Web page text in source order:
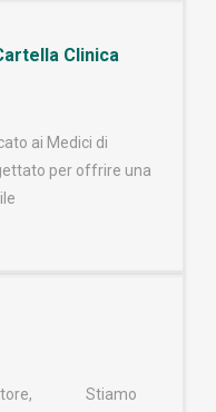
Clinica
ai Medici di
per offrire una
Dottore, Stiamo